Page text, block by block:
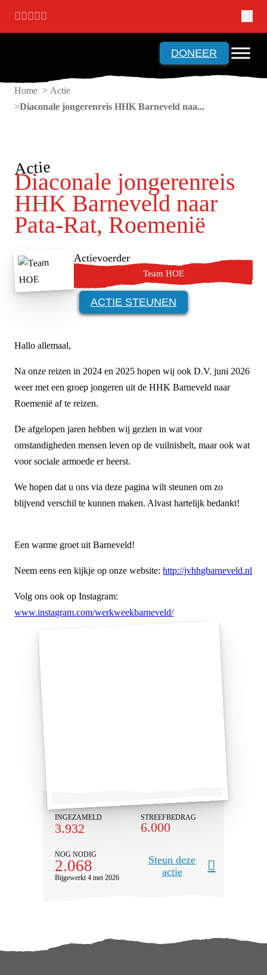
Ga naar hoofdinhoud
Ga naar voettekst
DONEER
Home > Actie
Diaconale jongerenreis HHK Barneveld naa...
INGEZAMELD
3.932
STREEFBEDRAG
6.000
NOG NODIG
2.068
Bijgewerkt 4 mei 2026
Steun deze
actie
Actie
Diaconale jongerenreis
HHK Barneveld naar
Pata-Rat, Roemenië
Actievoerder
Team HOE
ACTIE STEUNEN
Hallo allemaal,
Na onze reizen in 2024 en 2025 hopen wij ook D.V. juni 2026
weer met een groep jongeren uit de HHK Barneveld naar
Roemenië af te reizen.
De afgelopen jaren hebben wij gezien in wat voor
omstandigheden mensen leven op de vuilnisbelt, maar ook wat
voor sociale armoede er heerst.
We hopen dat u ons via deze pagina wilt steunen om zo
blijvend verschil te kunnen maken. Alvast hartelijk bedankt!
Een warme groet uit Barneveld!
Neem eens een kijkje op onze website:http://jvhhgbarneveld.nl
Volg ons ook op Instagram:
www.instagram.com/werkweekbarneveld/